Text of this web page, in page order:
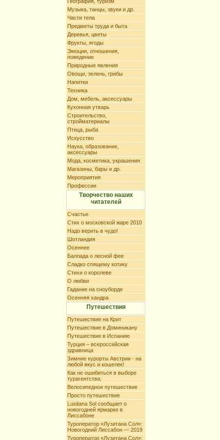
Музыка, танцы, звуки и др.
Части тела
Предметы труда и быта
Деревья, цветы
Фрукты, ягоды
Эмоции, отношения,
поведение
Природные явления
Овощи, зелень, грибы
Напитки
Техника
Дом, мебель, аксессуары
Кухонная утварь
Строительство,
стройматериалы
Птица, рыба
Искусство
Наука, образование,
аксессуары
Мода, косметика, украшения
Магазины, бары и др.
Мероприятия
Профессии
Творчество наших
читателей
Счастье
Стих о московской жаре 2010
Надо верить в чудо!
Шотландия
Осеннее
Баллада о лесной фее
Сладко спящему котику
Стихи о королеве
О любви
Гадание на сноуборде
Осенняя хандра
Путешествия
Путешествие на Крит
Путешествие в Доминикану
Путешествие в Испанию
Турция – всероссийская
здравница
Зимние курорты Австрии - на
любой вкус и кошелек!
Как не ошибиться в выборе
турагентства.
Велосипедное путешествие
Просто путешествие
Lusitana Sol сообщает о
новогодней ярмарке в
Лиссабоне
Туроператор «Лузитана Сол»:
Новогодний Лиссабон — 2019
Туроператор «Лузитана Сол»: